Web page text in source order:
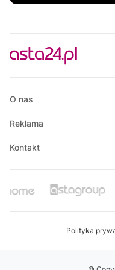
07:00
07:50
Własnymi ścieżkami
08:00
O nas
Reklama
Kontakt
Polityka